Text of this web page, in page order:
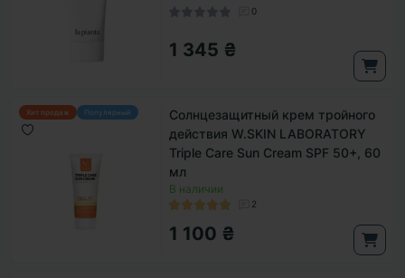
0
1 345 ₴
Хит продаж Популярный
Солнцезащитный крем тройного
действия W.SKIN LABORATORY
Triple Care Sun Cream SPF 50+, 60
мл
В наличии
2
1 100 ₴